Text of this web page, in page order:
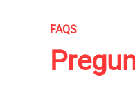
FAQS